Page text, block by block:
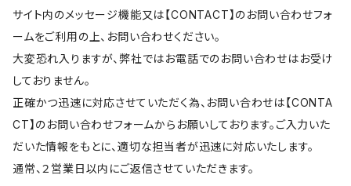
サイト内のメッセージ機能又は【CONTACT】のお問い合わせフォ
ームをご利用の上、お問い合わせください。
大変恐れ入りますが、弊社ではお電話でのお問い合わせはお受け
しておりません。
正確かつ迅速に対応させていただく為、お問い合わせは【CONTA
CT】のお問い合わせフォームからお願いしております。ご入力いた
だいた情報をもとに、適切な担当者が迅速に対応いたします。
通常、２営業日以内にご返信させていただきます。